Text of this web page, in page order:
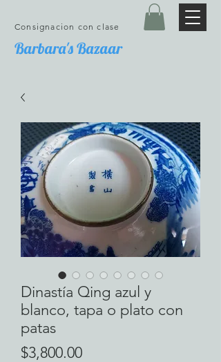
Barbara's Bazaar
Consignacion con clase
Dinastía Qing azul y
blanco, tapa o plato con
patas
$3,800.00Precio